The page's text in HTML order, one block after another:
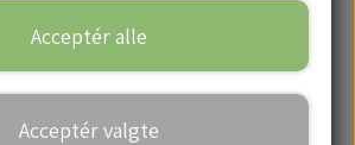
Handelsbetingelser
Acceptér alle
Acceptér valgte